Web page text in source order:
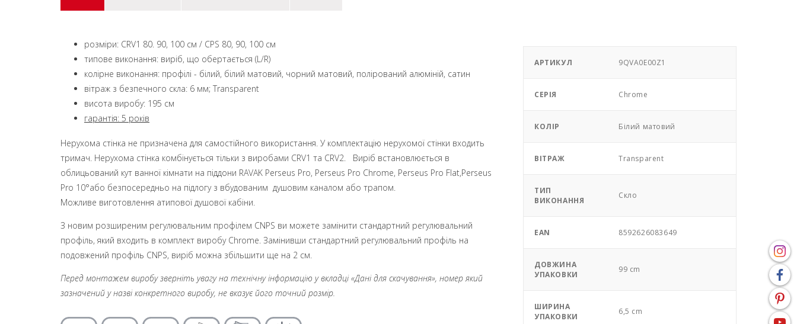
розміри: CRV1 80. 90, 100 см / CPS 80, 90, 100 см
типове виконання: виріб, що обертається (L/R)
колірне виконання: профілі - білий, білий матовий, чорний матовий, полірований алюміній, сатин
вітраж з безпечного скла: 6 мм; Transparent
висота виробу: 195 см
гарантія: 5 років
Нерухома стінка не призначена для самостійного використання. У комплектацію нерухомої стінки входить
тримач. Нерухома стінка комбінується тільки з виробами CRV1 та CRV2. Виріб встановлюється в
облицьований кут ванної кімнати на піддони RAVAK Perseus Pro, Perseus Pro Chrome, Perseus Pro Flat,Perseus
Pro 10°або безпосередньо на підлогу з вбудованим душовим каналом або трапом.
Можливе виготовлення атипової душової кабіни.
З новим розширеним регулювальним профілем CNPS ви можете замінити стандартний регулювальний
профіль, який входить в комплект виробу Chrome. Замінивши стандартний регулювальний профіль на
подовжений профіль CNPS, виріб можна збільшити ще на 2 см.
Перед монтажем виробу зверніть увагу на технічну інформацію у вкладці «Дані для скачування», номер який
зазначений у назві конкретного виробу, не вказує його точний розмір.
АРТИКУЛ 9QVA0E00Z1
СЕРІЯ Chrome
КОЛІР Білий матовий
ВІТРАЖ Transparent
ТИП
ВИКОНАННЯ
Скло
EAN 8592626083649
ДОВЖИНА
УПАКОВКИ
99 cm
ШИРИНА
УПАКОВКИ
6,5 cm